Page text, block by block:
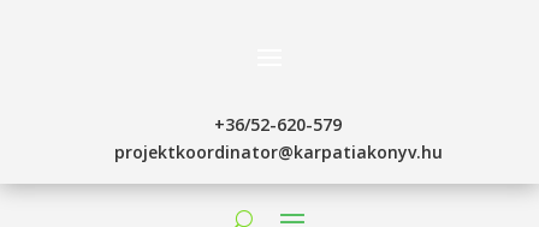
+36/52-620-579
projektkoordinator@karpatiakonyv.hu